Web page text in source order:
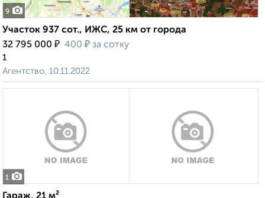
9
Участок 937 сот., ИЖС, 25 км от города
32 795 000 ₽ 400 ₽ за сотку
1
Агентство, 10.11.2022
1